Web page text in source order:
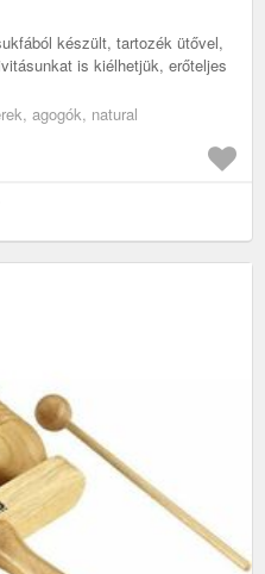
készült, tartozék ütővel,
is kiélhetjük, erőteljes
agogók, natural